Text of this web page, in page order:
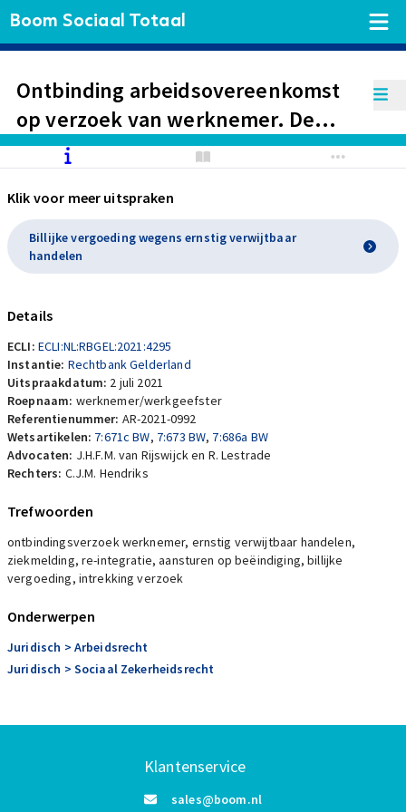
Boom Sociaal Totaal
Ontbinding arbeidsovereenkomst
op verzoek van werknemer. De
gevorderde vergoedingen worden
afgewezen omdat geen sprake is
van ernstig verwijtbaar handelen of
nalaten van werkgever bij het
handelen na de ziekmelding van
Klik voor meer uitspraken
Billijke vergoeding wegens ernstig verwijtbaar
handelen
Details
ECLI: ECLI:NL:RBGEL:2021:4295
Instantie: Rechtbank Gelderland
Uitspraakdatum: 2 juli 2021
Roepnaam: werknemer/werkgeefster
Referentienummer: AR-2021-0992
Wetsartikelen: 7:671c BW, 7:673 BW, 7:686a BW
Advocaten: J.H.F.M. van Rijswijck en R. Lestrade
Rechters: C.J.M. Hendriks
Trefwoorden
ontbindingsverzoek werknemer, ernstig verwijtbaar handelen,
ziekmelding, re-integratie, aansturen op beëindiging, billijke
vergoeding, intrekking verzoek
Onderwerpen
Juridisch > Arbeidsrecht
Juridisch > Sociaal Zekerheidsrecht
Klantenservice
sales@boom.nl